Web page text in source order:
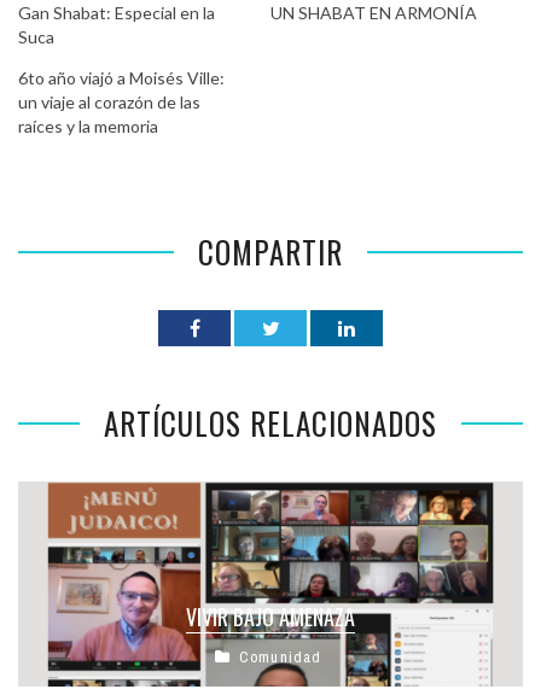
Gan Shabat: Especial en la
Suca
UN SHABAT EN ARMONÍA
6to año viajó a Moisés Ville:
un viaje al corazón de las
raíces y la memoria
COMPARTIR
ARTÍCULOS RELACIONADOS
VIVIR BAJO AMENAZA
Comunidad